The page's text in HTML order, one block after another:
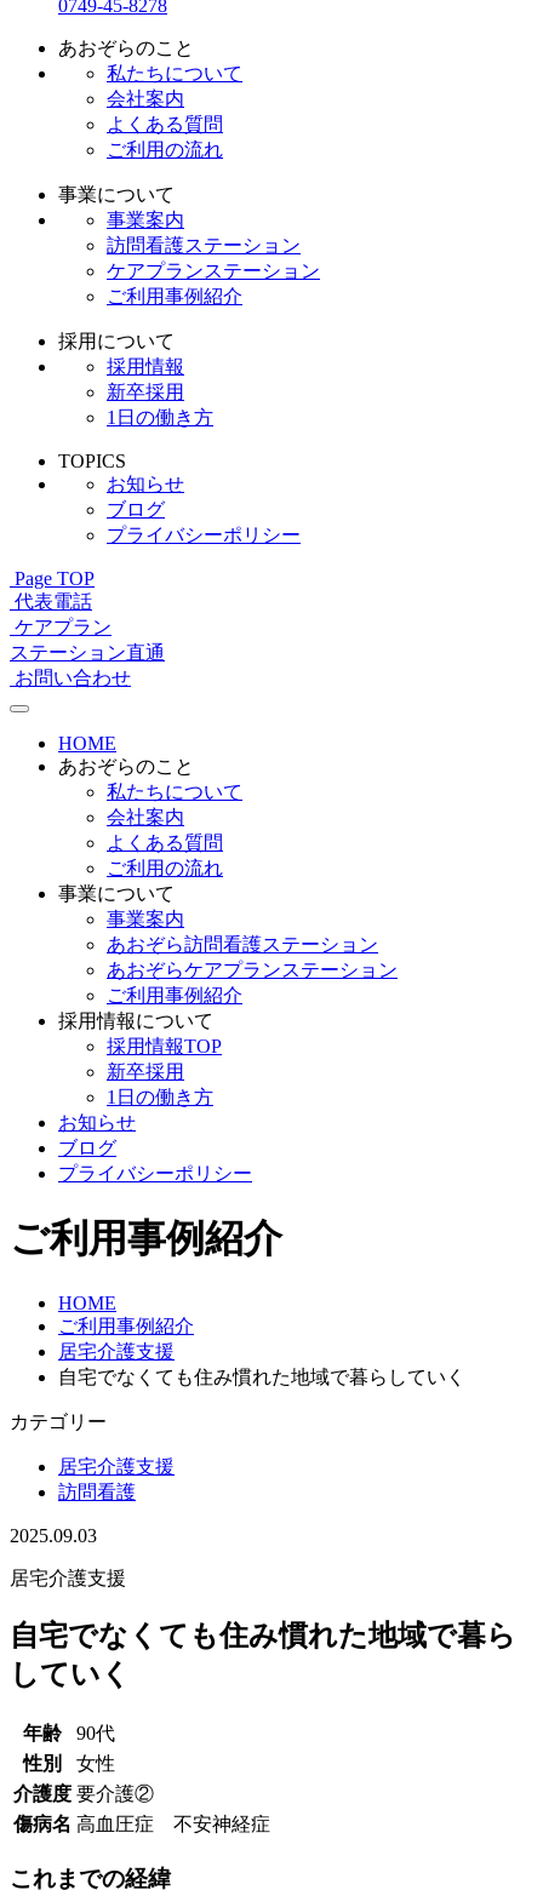
0749-45-8278
あおぞらのこと
私たちについて
会社案内
よくある質問
ご利用の流れ
事業について
事業案内
訪問看護ステーション
ケアプランステーション
ご利用事例紹介
採用について
採用情報
新卒採用
1日の働き方
TOPICS
お知らせ
ブログ
プライバシーポリシー
Page TOP
代表電話
ケアプラン
ステーション直通
お問い合わせ
HOME
あおぞらのこと
私たちについて
会社案内
よくある質問
ご利用の流れ
事業について
事業案内
あおぞら訪問看護ステーション
あおぞらケアプランステーション
ご利用事例紹介
採用情報について
採用情報TOP
新卒採用
1日の働き方
お知らせ
ブログ
プライバシーポリシー
ご利用事例紹介
HOME
ご利用事例紹介
居宅介護支援
自宅でなくても住み慣れた地域で暮らしていく
カテゴリー
居宅介護支援
訪問看護
2025.09.03
居宅介護支援
自宅でなくても住み慣れた地域で暮ら
していく
年齢
90代
性別
女性
介護度 要介護②
傷病名 高血圧症 不安神経症
これまでの経緯